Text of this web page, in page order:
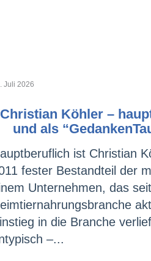
Juli 2026
Christian Köhler –
und als
ist Christian
fester Bestandteil der
Unternehmen, das
in die Branche
–...